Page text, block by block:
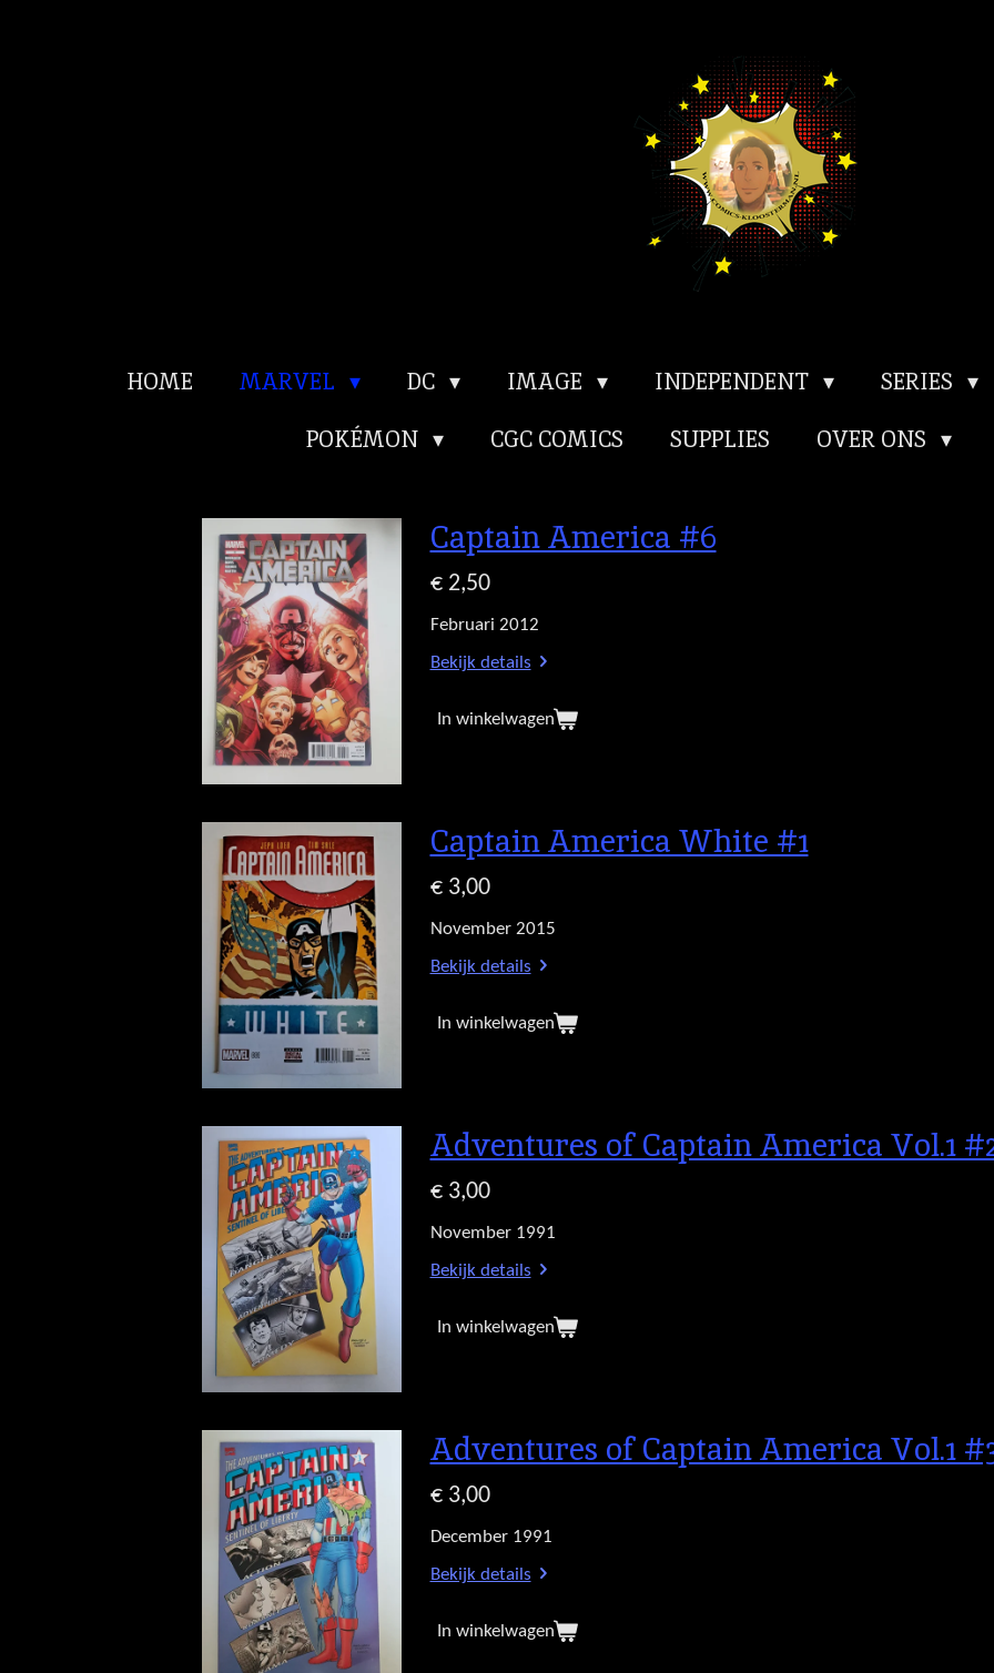
HOME MARVEL DC IMAGE INDEPENDENT
SERIES
POKÉMON
CGC COMICS SUPPLIES OVER ONS
Captain America #6
€ 2,50
Februari 2012
Bekijk details
In winkelwagen
Captain America White #1
€ 3,00
November 2015
Bekijk details
In winkelwagen
Adventures of Captain America Vol.1
€ 3,00
November 1991
Bekijk details
In winkelwagen
Adventures of Captain America Vol.1
€ 3,00
December 1991
Bekijk details
In winkelwagen